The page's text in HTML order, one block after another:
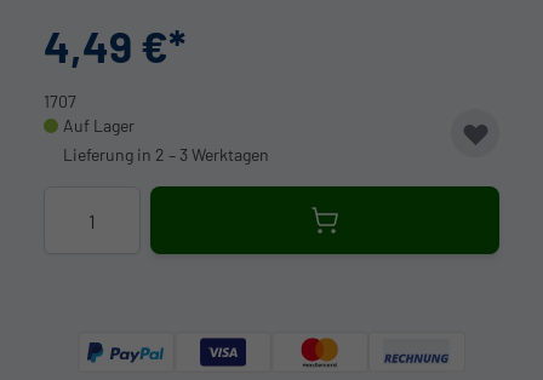
4,49 €
1707
Auf Lager
Lieferung in 2 – 3 Werktagen